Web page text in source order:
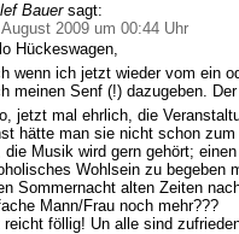
Bauer sagt:
2009 um 00:44 Uhr
Hückeswagen,
wenn ich jetzt wieder vom ein
meinen Senf (!) dazugeben.
jetzt mal ehrlich, die
hätte man sie nicht schon
die Musik wird gern gehört;
Wohlsein zu begeben
Sommernacht alten Zeiten
Mann/Frau noch mehr???
reicht föllig! Un alle sind